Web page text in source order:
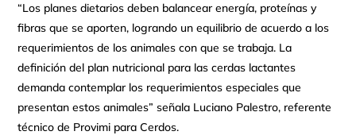
“Los planes dietarios deben balancear energía, proteínas y
fibras que se aporten, logrando un equilibrio de acuerdo a los
requerimientos de los animales con que se trabaja. La
definición del plan nutricional para las cerdas lactantes
demanda contemplar los requerimientos especiales que
presentan estos animales” señala Luciano Palestro, referente
técnico de Provimi para Cerdos.